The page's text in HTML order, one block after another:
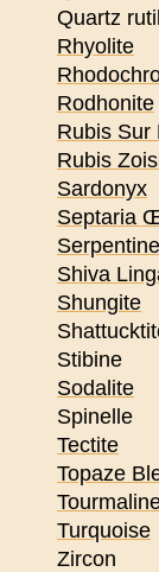
Quartz
Rhyolite
Rodhonite
Rubis Sur
Rubis
Sardonyx
Septaria
Serpentine
Shiva
Shungite
Stibine
Sodalite
Spinelle
Tectite
Topaze
Turquoise
Zircon